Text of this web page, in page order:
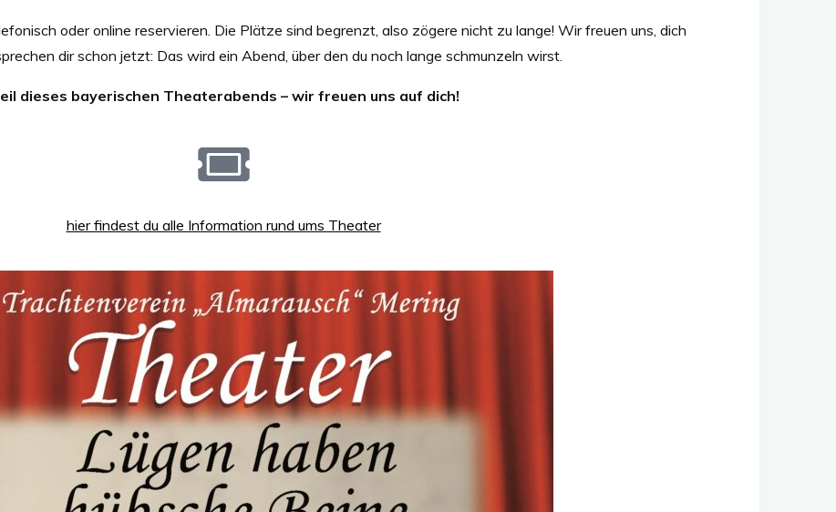
oder online reservieren. Die Plätze sind begrenzt, also zögere nicht zu lange! Wir freuen uns, dich
dir schon jetzt: Das wird ein Abend, über den du noch lange schmunzeln wirst.
dieses bayerischen Theaterabends – wir freuen uns auf dich!
hier findest du alle Information rund ums Theater